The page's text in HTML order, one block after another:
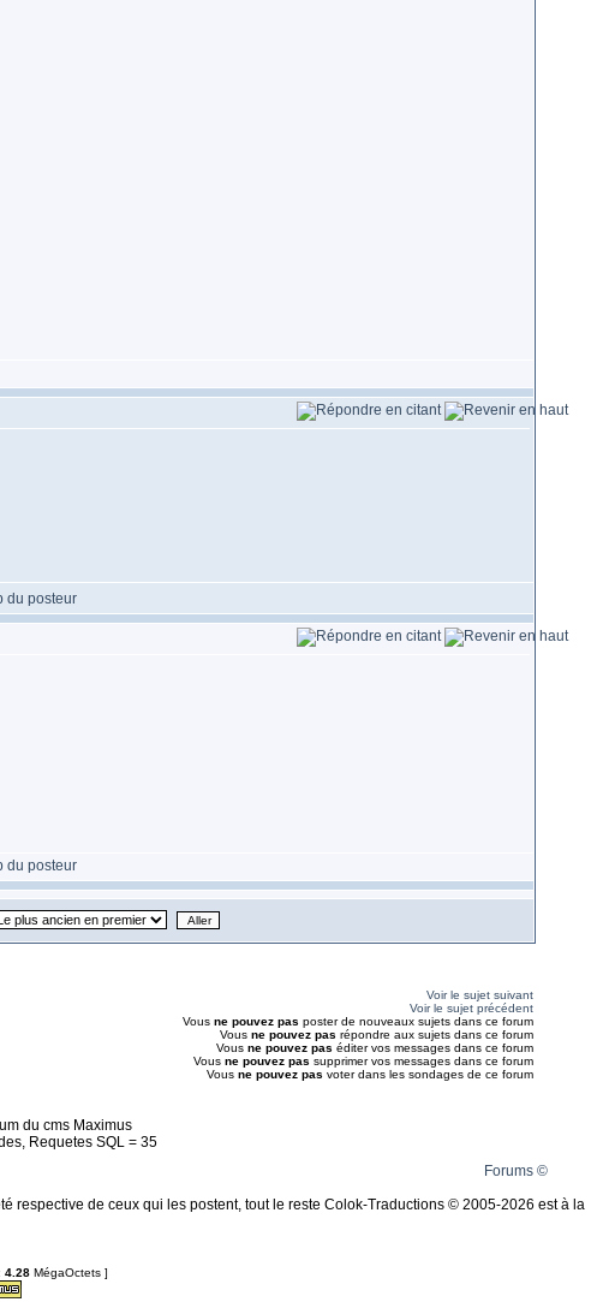
Voir le sujet suivant
Voir le sujet précédent
Vous ne pouvez pas poster de nouveaux sujets dans ce forum
Vous ne pouvez pas répondre aux sujets dans ce forum
Vous ne pouvez pas éditer vos messages dans ce forum
Vous ne pouvez pas supprimer vos messages dans ce forum
Vous ne pouvez pas voter dans les sondages de ce forum
du cms Maximus
Requetes SQL = 35
Forums ©
respective de ceux qui les postent, tout le reste Colok-Traductions © 2005-2026 est à la
4.28 MégaOctets ]